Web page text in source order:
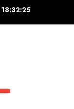
18:32:26